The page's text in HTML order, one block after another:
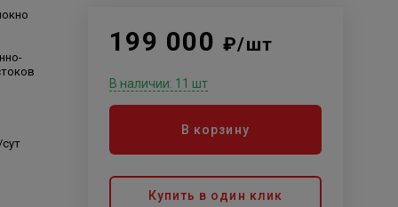
199 000 ₽/шт
В наличии: 11 шт
В корзину
Купить в один клик